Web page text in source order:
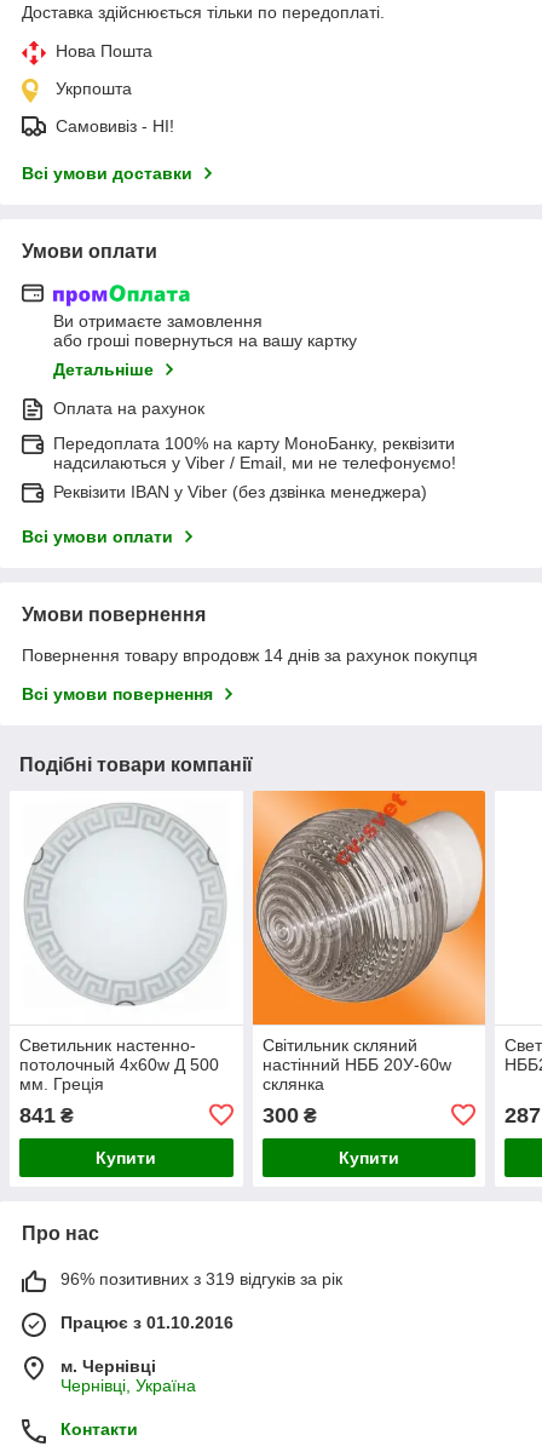
Доставка здійснюється тільки по передоплаті.
Нова Пошта
Укрпошта
Самовивіз - НІ!
Всі умови доставки
Умови оплати
Ви отримаєте замовлення
або гроші повернуться на вашу картку
Детальніше
Оплата на рахунок
Передоплата 100% на карту МоноБанку, реквізити
надсилаються у Viber / Email, ми не телефонуємо!
Реквізити IBAN у Viber (без дзвінка менеджера)
Всі умови оплати
Умови повернення
Повернення товару впродовж 14 днів за рахунок покупця
Всі умови повернення
Подібні товари компанії
Светильник настенно-
потолочный 4х60w Д 500
мм. Греція
841 ₴
Купити
Світильник скляний
настінний НББ 20У-60w
склянка
300₴
Купити
287
Про нас
96% позитивних з 319 відгуків за рік
Працює з 01.10.2016
м. Чернівці
Чернівці, Україна
Контакти